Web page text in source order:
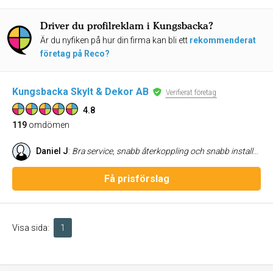
Driver du profilreklam i Kungsbacka?
Är du nyfiken på hur din firma kan bli ett rekommenderat
företag på Reco?
Kungsbacka Skylt & Dekor AB Verifierat företag
4.8
119 omdömen
Daniel J: Bra service, snabb återkoppling och snabb installation
Få prisförslag
Visa sida: 1